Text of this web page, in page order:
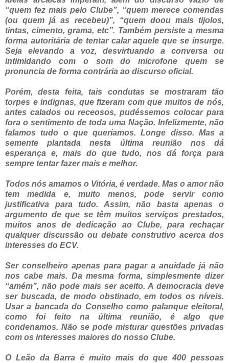
“quem fez mais pelo Clube”, “quem merece comendas
(ou quem já as recebeu)”, “quem doou mais tijolos,
tintas, cimento, grama, etc”. Também persiste a mesma
forma autoritária de tentar calar aquele que se insurge.
Seja elevando a voz, desvirtuando a conversa ou
intimidando com o som do microfone quem se
pronuncia de forma contrária ao discurso oficial.
Porém, desta feita, tais condutas se mostraram tão
torpes e indignas, que fizeram com que muitos de nós,
antes calados ou receosos, pudéssemos colocar para
fora o sentimento de toda uma Nação. Infelizmente, não
falamos tudo o que queríamos. Longe disso. Mas a
semente plantada nesta última reunião nos dá
esperança e, mais do que tudo, nos dá força para
sempre tentar fazer mais e melhor.
Todos nós amamos o Vitória, é verdade. Mas o amor não
tem medida e, muito menos, pode servir como
justificativa para tudo. Assim, não basta apenas o
argumento de que se têm muitos serviços prestados,
muitos anos de dedicação ao Clube, para rechaçar
qualquer discussão ou debate construtivo acerca dos
interesses do ECV.
Ser conselheiro apenas para pagar a anuidade já não
nos cabe mais. Da mesma forma, simplesmente dizer
“amém”, não pode mais ser aceito. A democracia deve
ser buscada, de modo obstinado, em todos os níveis.
Usar a bancada do Conselho como palanque eleitoral,
como foi feito na última reunião, é algo que
condenamos. Não se pode misturar questões privadas
com os interesses maiores do nosso Clube.
O Leão da Barra é muito mais do que 400 pessoas